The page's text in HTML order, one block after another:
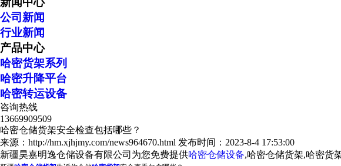
公司新闻
行业新闻
产品中心
哈密货架系列
哈密升降平台
哈密转运设备
咨询热线
13669909509
哈密仓储货架安全检查包括哪些？
来源：http://hm.xjhjmy.com/news964670.html 发布时间：2023-8-4 17:53:00
新疆昊嘉明逸仓储设备有限公司为您免费提供哈密仓储设备,哈密仓储货架,哈密货